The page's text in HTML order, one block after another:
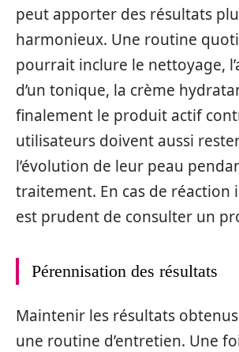
peut apporter des résultats
harmonieux. Une routine
pourrait inclure le nettoyage,
d’un tonique, la crème
finalement le produit actif
utilisateurs doivent aussi
l’évolution de leur peau
traitement. En cas de réaction
est prudent de consulter un
Pérennisation des résultats
Maintenir les résultats
une routine d’entretien. Une